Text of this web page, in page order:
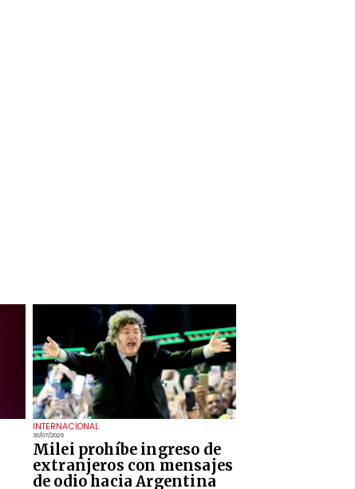
INTERNACIONAL
30/07/2026
Milei prohíbe ingreso de
extranjeros con mensajes
de odio hacia Argentina